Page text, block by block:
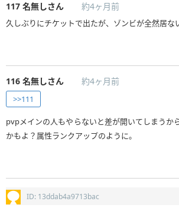
117 名無しさん 約4ヶ月前
久しぶりにチケットで出たが、ゾンビが全然居な
116 名無しさん 約4ヶ月前
>>111
pvpメインの人もやらないと差が開いてしまうか
かもよ？属性ランクアップのように。
ID: 13ddab4a9713bac